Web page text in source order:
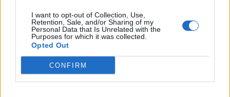
I want to opt-out of Collection, Use,
Retention, Sale, and/or Sharing of my
Personal Data that Is Unrelated with the
Purposes for which it was collected.
Opted Out
CONFIRM